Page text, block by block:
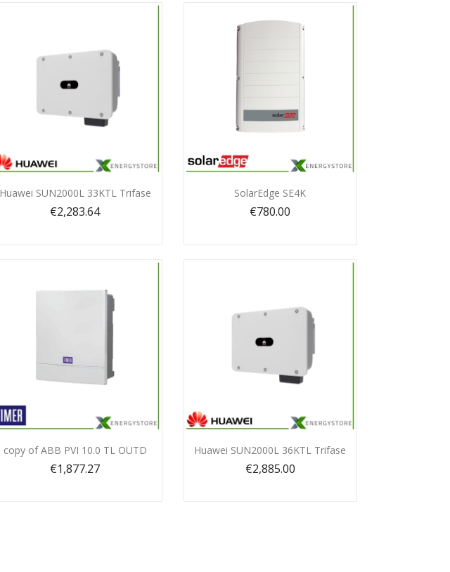
Quick view
Huawei SUN2000L 33KTL Trifase
€2,283.64
Quick view
SolarEdge SE4K
€780.00
Quick view
copy of ABB PVI 10.0 TL OUTD
€1,877.27
Quick view
Huawei SUN2000L 36KTL Trifase
€2,885.00